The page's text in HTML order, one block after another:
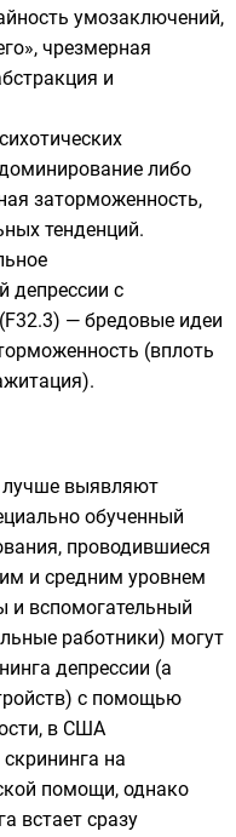
умозаключений,
чрезмерная
и
либо
заторможенность,
тенденций.
депрессии с
— бредовые идеи
(вплоть
лучше выявляют
обученный
проводившиеся
и средним уровнем
и вспомогательный
работники) могут
депрессии (а
с помощью
в США
на
помощи, однако
встает сразу